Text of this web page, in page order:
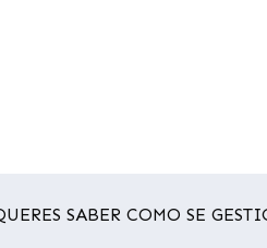
SABER COMO SE